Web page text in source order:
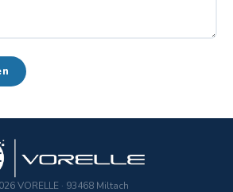
VORELLE · 93468 Miltach